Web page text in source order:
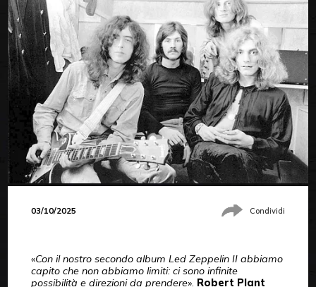
03/10/2025 Condividi
«Con il nostro secondo album Led Zeppelin II abbiamo
capito che non abbiamo limiti: ci sono infinite
possibilità e direzioni da prendere». Robert Plant